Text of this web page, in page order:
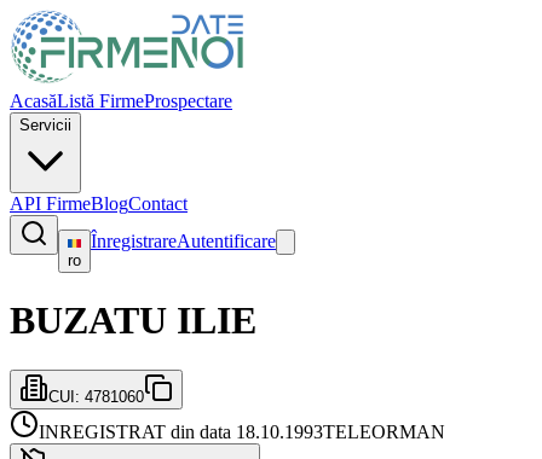
AcasăListă FirmeProspectare
Servicii
API FirmeBlogContact
ro
ÎnregistrareAutentificare
BUZATU ILIE
CUI: 4781060
INREGISTRAT din data 18.10.1993TELEORMAN